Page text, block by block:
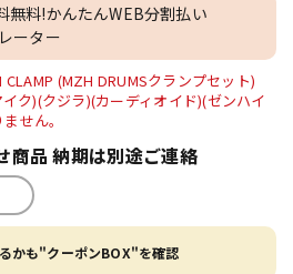
無料!かんたんWEB分割払い
ーター
CLAMP (MZH DRUMSクランプセット)
ク)(クジラ)(カーディオイド)(ゼンハイ
せん。
商品 納期は別途ご連絡
かも"クーポンBOX"を確認